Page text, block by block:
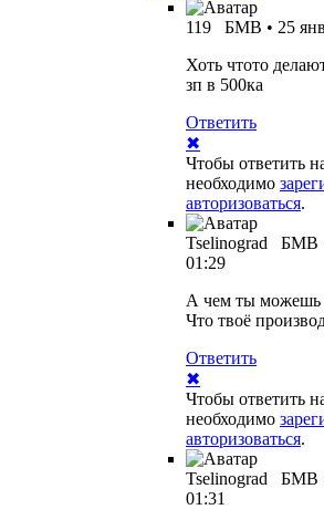
119 БМВ • 25
Хоть чтото
зп в 500ка
Ответить
✖
Чтобы ответить
необходимо
авторизоваться.
Tselinograd БМВ
01:29
А чем ты можешь
Что твоё
Ответить
✖
Чтобы ответить
необходимо
авторизоваться.
Tselinograd БМВ
01:31